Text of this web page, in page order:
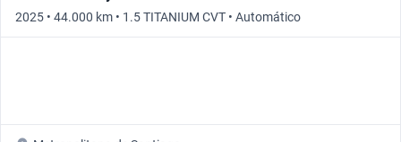
2025 • 44.000 km • 1.5 TITANIUM CVT • Automático